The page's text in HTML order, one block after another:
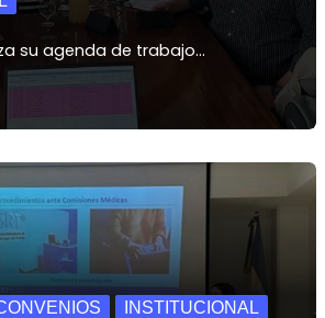
su agenda de trabajo…
INSTITUCIONAL